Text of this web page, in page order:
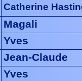
Catherine
Magali
Yves
Jean-Claude
Yves